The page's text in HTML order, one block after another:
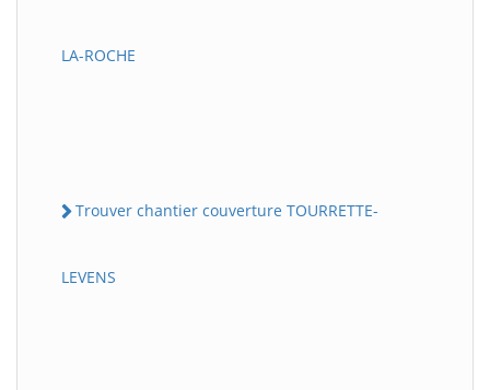
LA-ROCHE
Trouver chantier couverture TOURRETTE-
LEVENS